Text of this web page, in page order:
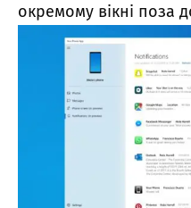
окремому вікні поза